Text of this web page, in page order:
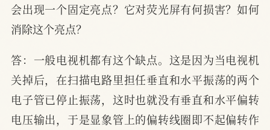
会出现一个固定亮点？它对荧光屏有何损害？如何
消除这个亮点？
答：一般电视机都有这个缺点。这是因为当电视机
关掉后，在扫描电路里担任垂直和水平振荡的两个
电子管已停止振荡，这时也就没有垂直和水平偏转
电压输出，于是显象管上的偏转线圈即不起偏转作